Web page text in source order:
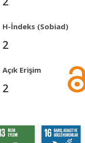
H-İndeks (Sobiad)
2
Açık Erişim
2